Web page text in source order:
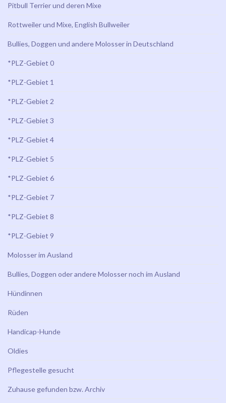
Pitbull Terrier und deren Mixe
Rottweiler und Mixe, English Bullweiler
Bullies, Doggen und andere Molosser in Deutschland
*PLZ-Gebiet 0
*PLZ-Gebiet 1
*PLZ-Gebiet 2
*PLZ-Gebiet 3
*PLZ-Gebiet 4
*PLZ-Gebiet 5
*PLZ-Gebiet 6
*PLZ-Gebiet 7
*PLZ-Gebiet 8
*PLZ-Gebiet 9
Molosser im Ausland
Bullies, Doggen oder andere Molosser noch im Ausland
Hündinnen
Rüden
Handicap-Hunde
Oldies
Pflegestelle gesucht
Zuhause gefunden bzw. Archiv